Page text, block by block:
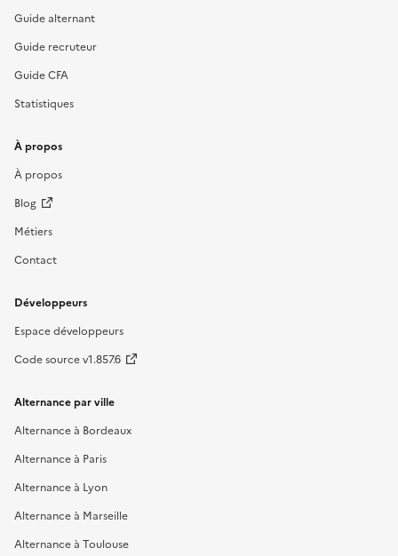
Guide alternant
Guide recruteur
Guide CFA
Statistiques
À propos
À propos
Blog
Métiers
Contact
Développeurs
Espace développeurs
Code source v1.857.6
Alternance par ville
Alternance à Bordeaux
Alternance à Paris
Alternance à Lyon
Alternance à Marseille
Alternance à Toulouse